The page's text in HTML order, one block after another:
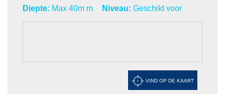
Diepte: Max 40m m Niveau: Geschikt voor
VIND OP DE KAART